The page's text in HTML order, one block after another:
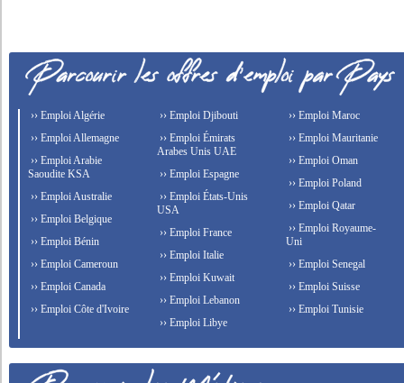
›› Emploi Algérie
›› Emploi Allemagne
›› Emploi Arabie
Saoudite KSA
›› Emploi Australie
›› Emploi Belgique
›› Emploi Bénin
›› Emploi Cameroun
›› Emploi Canada
›› Emploi Côte d'Ivoire
›› Emploi Djibouti
›› Emploi Émirats
Arabes Unis UAE
›› Emploi Espagne
›› Emploi États-Unis
USA
›› Emploi France
›› Emploi Italie
›› Emploi Kuwait
›› Emploi Lebanon
›› Emploi Libye
›› Emploi Maroc
›› Emploi Mauritanie
›› Emploi Oman
›› Emploi Poland
›› Emploi Qatar
›› Emploi Royaume-
Uni
›› Emploi Senegal
›› Emploi Suisse
›› Emploi Tunisie